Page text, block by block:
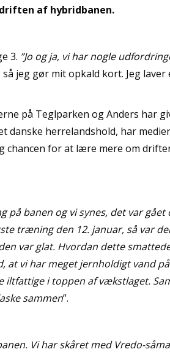
af hybridbanen.
3. ”Jo og ja, vi har nogle
jeg gør mit opkald kort. Jeg
på Teglparken og Anders har
herrelandshold, har
for at lære mere om
banen og vi synes, det var
træning den 12. januar, så var
var glat. Hvordan dette
vi har meget jernholdigt vand
i toppen af vækstlaget.
sammen”.
Vi har skåret med Vredo-